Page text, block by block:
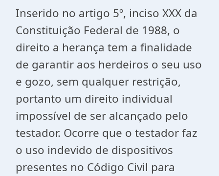
Inserido no artigo 5º, inciso XXX da
Constituição Federal de 1988, o
direito a herança tem a finalidade
de garantir aos herdeiros o seu uso
e gozo, sem qualquer restrição,
portanto um direito individual
impossível de ser alcançado pelo
testador. Ocorre que o testador faz
o uso indevido de dispositivos
presentes no Código Civil para